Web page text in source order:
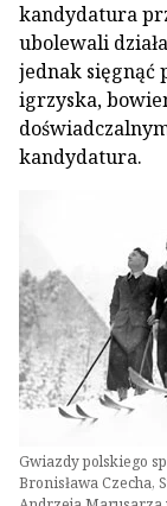
kandydatura
ubolewali
jednak sięgnąć
igrzyska,
kandydatura.
Gwiazdy polskiego
Bronisława Czecha,